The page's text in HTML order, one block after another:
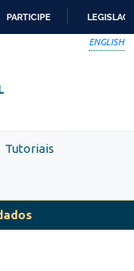
PARTICIPE
ENGLISH
Tutoriais